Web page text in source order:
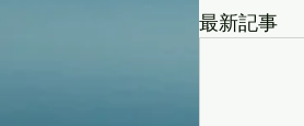
最新記事